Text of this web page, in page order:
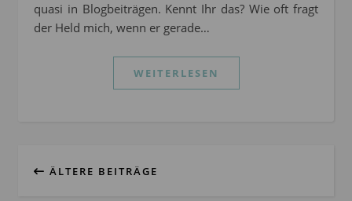
quasi in Blogbeiträgen. Kennt Ihr das? Wie oft fragt
der Held mich, wenn er gerade…
WEITERLESEN
ÄLTERE BEITRÄGE